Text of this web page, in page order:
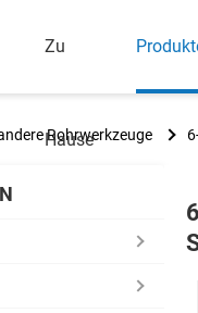
Zu
Hause
Rohrwerkzeuge